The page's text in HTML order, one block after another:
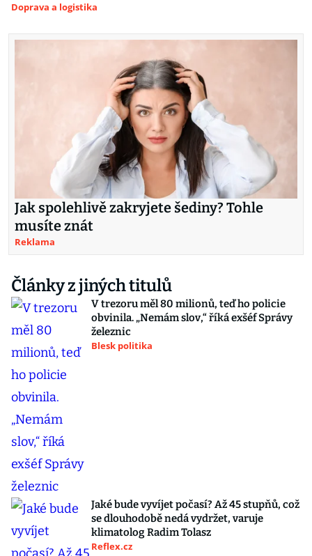
Doprava a logistika
Jak spolehlivě zakryjete šediny? Tohle
musíte znát
Reklama
Články z jiných titulů
V trezoru měl 80 milionů, teď ho policie
obvinila. „Nemám slov,“ říká exšéf Správy
železnic
Blesk politika
Jaké bude vyvíjet počasí? Až 45 stupňů, což
se dlouhodobě nedá vydržet, varuje
klimatolog Radim Tolasz
Reflex.cz